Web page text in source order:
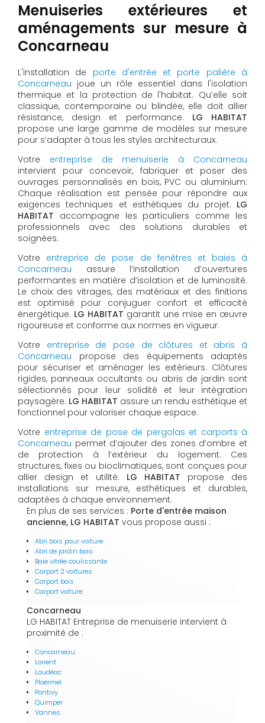
Menuiseries extérieures et
aménagements sur mesure à
Concarneau
L'installation de porte d'entrée et porte palière à
Concarneau joue un rôle essentiel dans l'isolation
thermique et la protection de l'habitat. Qu’elle soit
classique, contemporaine ou blindée, elle doit allier
résistance, design et performance. LG HABITAT
propose une large gamme de modèles sur mesure
pour s’adapter à tous les styles architecturaux.
Votre entreprise de menuiserie à Concarneau
intervient pour concevoir, fabriquer et poser des
ouvrages personnalisés en bois, PVC ou aluminium.
Chaque réalisation est pensée pour répondre aux
exigences techniques et esthétiques du projet. LG
HABITAT accompagne les particuliers comme les
professionnels avec des solutions durables et
soignées.
Votre entreprise de pose de fenêtres et baies à
Concarneau assure l’installation d’ouvertures
performantes en matière d’isolation et de luminosité.
Le choix des vitrages, des matériaux et des finitions
est optimisé pour conjuguer confort et efficacité
énergétique. LG HABITAT garantit une mise en œuvre
rigoureuse et conforme aux normes en vigueur.
Votre entreprise de pose de clôtures et abris à
Concarneau propose des équipements adaptés
pour sécuriser et aménager les extérieurs. Clôtures
rigides, panneaux occultants ou abris de jardin sont
sélectionnés pour leur solidité et leur intégration
paysagère. LG HABITAT assure un rendu esthétique et
fonctionnel pour valoriser chaque espace.
Votre entreprise de pose de pergolas et carports à
Concarneau permet d’ajouter des zones d’ombre et
de protection à l’extérieur du logement. Ces
structures, fixes ou bioclimatiques, sont conçues pour
allier design et utilité. LG HABITAT propose des
installations sur mesure, esthétiques et durables,
adaptées à chaque environnement.
En plus de ses services : Porte d'entrée maison
ancienne, LG HABITAT vous propose aussi :
Abri bois pour voiture
Abri de jardin bois
Baie vitrée coulissante
Carport 2 voitures
Carport bois
Carport voiture
Concarneau
LG HABITAT Entreprise de menuiserie intervient à
proximité de :
Concarneau
Lorient
Loudéac
Ploërmel
Pontivy
Quimper
Vannes